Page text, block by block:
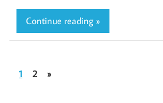
Continue reading »
1 2 »